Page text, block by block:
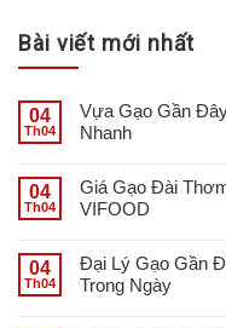
Bài viết mới nhất
04
Th04
Vựa Gạo Gần
Nhanh
04
Th04
Giá Gạo Đài
VIFOOD
04
Th04
Đại Lý Gạo Gần
Trong Ngày